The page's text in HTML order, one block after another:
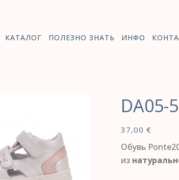
КАТАЛОГ ПОЛЕЗНО ЗНАТЬ ИНФО
DA05-
37,00 €
Обувь
из